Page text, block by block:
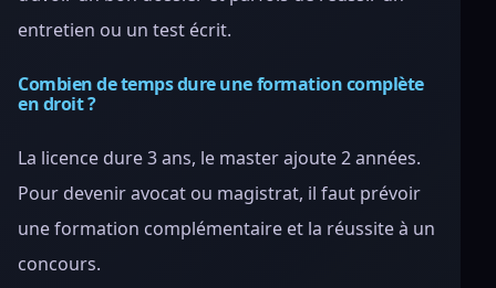
entretien ou un test écrit.
Combien de temps dure une formation complète
en droit ?
La licence dure 3 ans, le master ajoute 2 années.
Pour devenir avocat ou magistrat, il faut prévoir
une formation complémentaire et la réussite à un
concours.